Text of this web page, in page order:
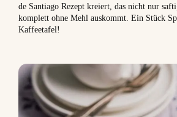
de Santiago Rezept kreiert, das nicht nur
komplett ohne Mehl auskommt. Ein Stück
Kaffeetafel!